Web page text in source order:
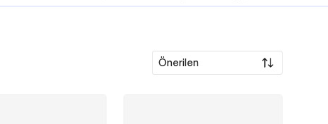
Önerilen